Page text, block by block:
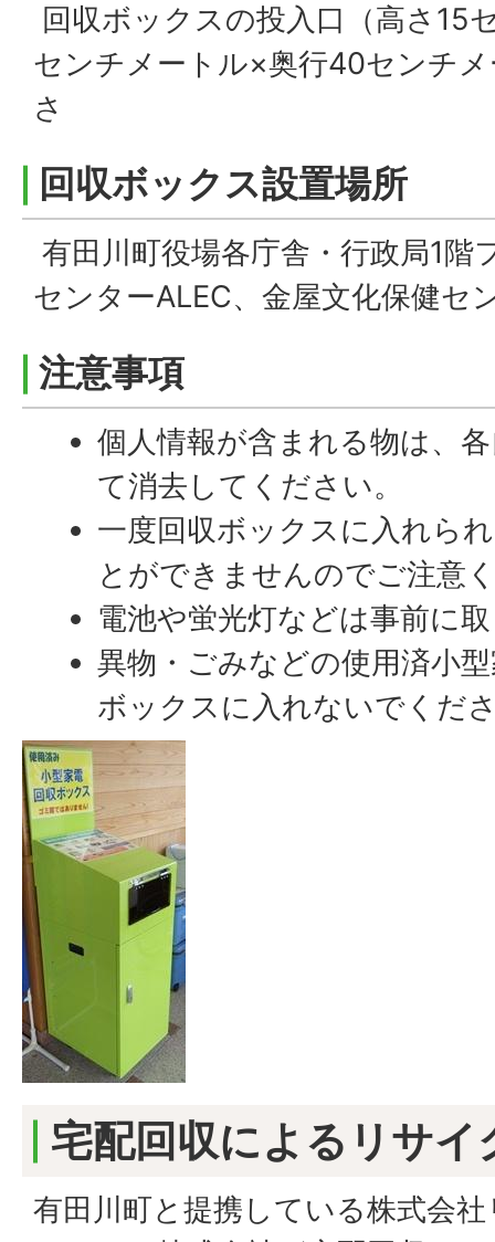
回収ボックスの投入口（高さ15
センチメートル×奥行40センチ
さ
回収ボックス設置場所
有田川町役場各庁舎・行政局1階
センターALEC、金屋文化保健セ
注意事項
個人情報が含まれる物は、
て消去してください。
一度回収ボックスに入れら
とができませんのでご注意
電池や蛍光灯などは事前に
異物・ごみなどの使用済小
ボックスに入れないでくだ
宅配回収によるリサイ
有田川町と提携している株式会